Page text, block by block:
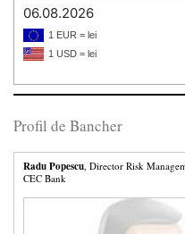
06.08.2026
1 EUR = lei
1 USD = lei
Profil de Bancher
Radu Popescu, Director Risk
CEC Bank